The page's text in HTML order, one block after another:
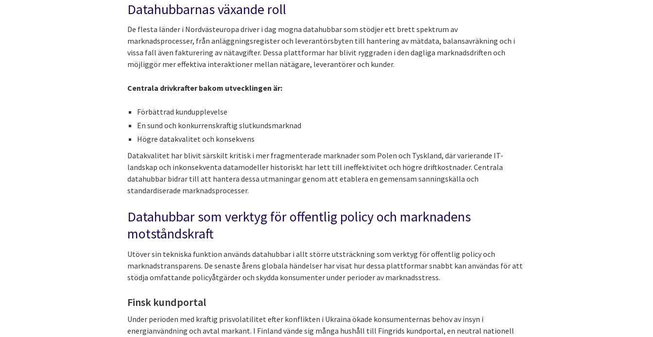
Datahubbarnas växande roll
De flesta länder i Nordvästeuropa driver i dag mogna datahubbar som stödjer ett brett spektrum av
marknadsprocesser, från anläggningsregister och leverantörsbyten till hantering av mätdata, balansavräkning och i
vissa fall även fakturering av nätavgifter. Dessa plattformar har blivit ryggraden i den dagliga marknadsdriften och
möjliggör mer effektiva interaktioner mellan nätägare, leverantörer och kunder.
Centrala drivkrafter bakom utvecklingen är:
Förbättrad kundupplevelse
En sund och konkurrenskraftig slutkundsmarknad
Högre datakvalitet och konsekvens
Datakvalitet har blivit särskilt kritisk i mer fragmenterade marknader som Polen och Tyskland, där varierande IT-
landskap och inkonsekventa datamodeller historiskt har lett till ineffektivitet och högre driftkostnader. Centrala
datahubbar bidrar till att hantera dessa utmaningar genom att etablera en gemensam sanningskälla och
standardiserade marknadsprocesser.
Datahubbar som verktyg för offentlig policy och marknadens
motståndskraft
Utöver sin tekniska funktion används datahubbar i allt större utsträckning som verktyg för offentlig policy och
marknadstransparens. De senaste årens globala händelser har visat hur dessa plattformar snabbt kan användas för att
stödja omfattande policyåtgärder och skydda konsumenter under perioder av marknadsstress.
Finsk kundportal
Under perioden med kraftig prisvolatilitet efter konflikten i Ukraina ökade konsumenternas behov av insyn i
energianvändning och avtal markant. I Finland vände sig många hushåll till Fingrids kundportal, en neutral nationell